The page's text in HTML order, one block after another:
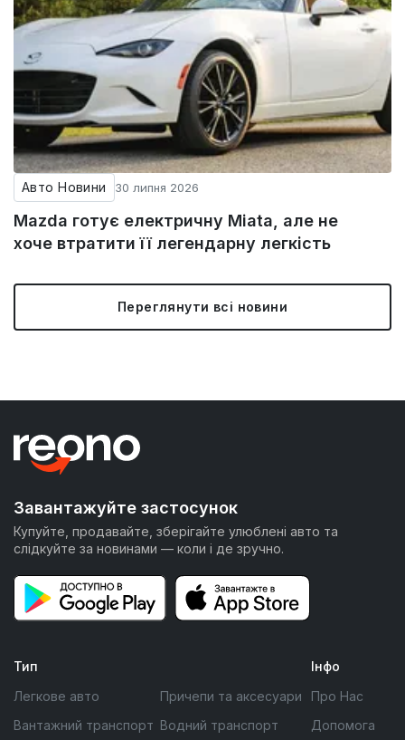
Авто Новини 30 липня 2026
Mazda готує електричну Miata, але не
хоче втратити її легендарну легкість
Переглянути всі новини
Завантажуйте застосунок
Купуйте, продавайте, зберігайте улюблені авто та
слідкуйте за новинами — коли і де зручно.
Тип
Легкове авто
Вантажний транспорт
Причепи та аксесуари
Водний транспорт
Інфо
Про Нас
Допомога